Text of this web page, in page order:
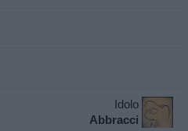
Idolo
Abbracci